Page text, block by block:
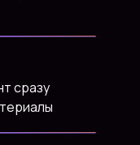
сразу